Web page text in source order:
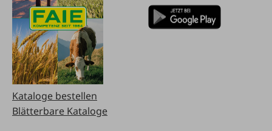
Kataloge bestellen
Blätterbare Kataloge